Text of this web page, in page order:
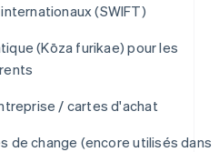
(SWIFT)
(Kōza furikae) pour les
/ cartes d'achat
de change (encore utilisés dans